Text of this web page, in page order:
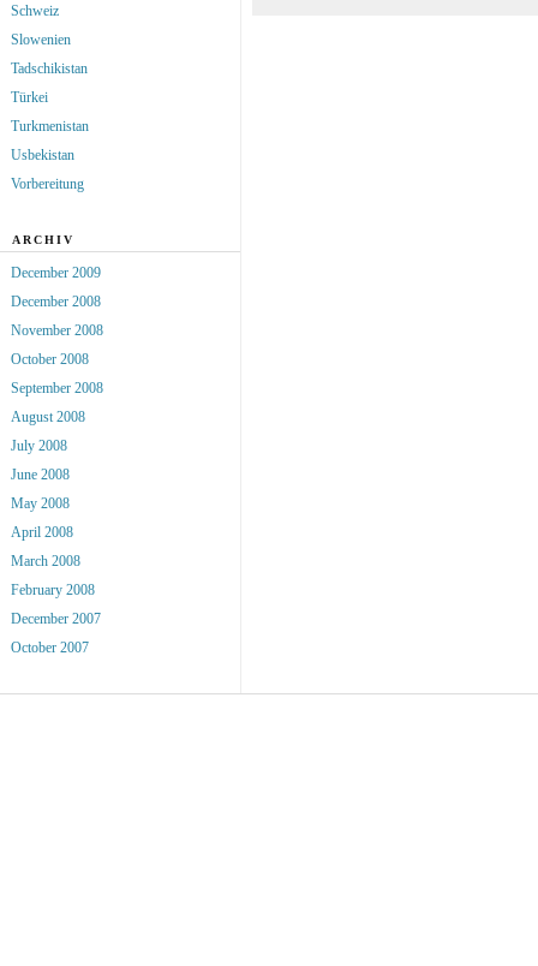
Schweiz
Slowenien
Tadschikistan
Türkei
Turkmenistan
Usbekistan
Vorbereitung
ARCHIV
December 2009
December 2008
November 2008
October 2008
September 2008
August 2008
July 2008
June 2008
May 2008
April 2008
March 2008
February 2008
December 2007
October 2007